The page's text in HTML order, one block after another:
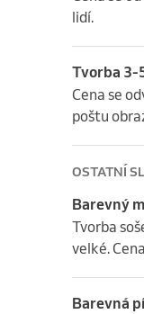
lidí.
Tvorba 3-
Cena se
poštu
OSTATNÍ
Barevný
Tvorba
velké.
Barevná